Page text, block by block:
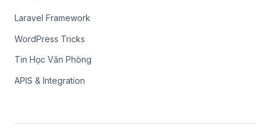
Laravel Framework
WordPress Tricks
Tin Học Văn Phòng
APIS & Integration